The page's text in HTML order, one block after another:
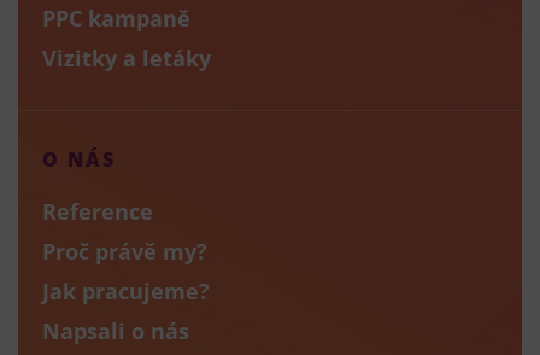
PPC kampaně
Vizitky a letáky
O NÁS
Reference
Proč právě my?
Jak pracujeme?
Napsali o nás